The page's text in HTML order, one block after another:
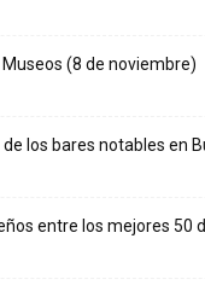
Museos (8 de noviembre)
los bares notables en
entre los mejores 50